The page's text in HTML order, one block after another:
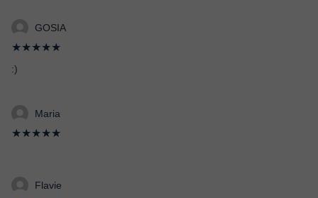
GOSIA
★★★★★
:)
Maria
★★★★★
Flavie